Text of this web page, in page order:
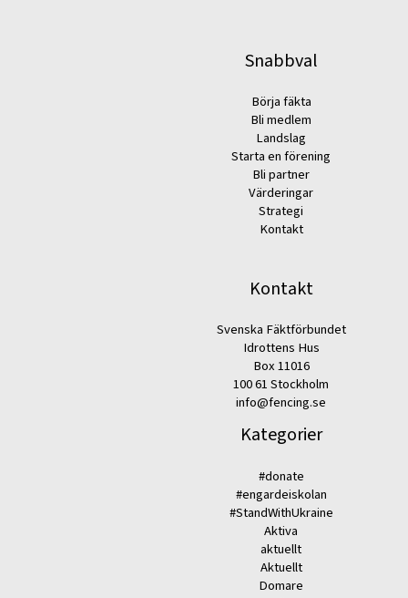
Snabbval
Börja fäkta
Bli medlem
Landslag
Starta en förening
Bli partner
Värderingar
Strategi
Kontakt
Kontakt
Svenska Fäktförbundet
Idrottens Hus
Box 11016
100 61 Stockholm
info@fencing.se
Kategorier
#donate
#engardeiskolan
#StandWithUkraine
Aktiva
aktuellt
Aktuellt
Domare